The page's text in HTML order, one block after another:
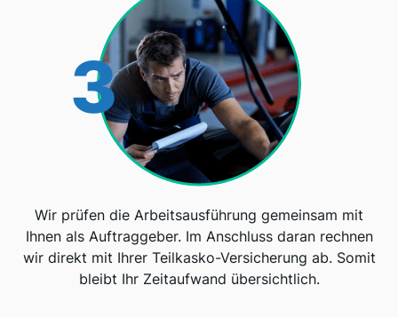
3
Wir prüfen die Arbeitsausführung gemeinsam mit
Ihnen als Auftraggeber. Im Anschluss daran rechnen
wir direkt mit Ihrer Teilkasko-Versicherung ab. Somit
bleibt Ihr Zeitaufwand übersichtlich.